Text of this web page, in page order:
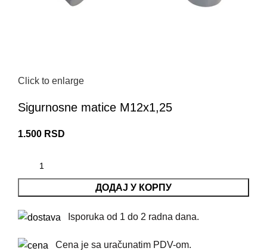
Click to enlarge
Sigurnosne matice M12x1,25
1.500 RSD
ДОДАЈ У КОРПУ
Isporuka od 1 do 2 radna dana.
Cena je sa uračunatim PDV-om.